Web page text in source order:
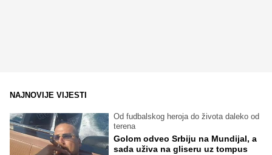
NAJNOVIJE VIJESTI
Od fudbalskog heroja do života daleko od
terena
Golom odveo Srbiju na Mundijal, a
sada uživa na gliseru uz tompus